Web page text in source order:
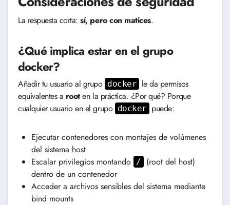
La respuesta corta:sí, pero con matices.
¿Qué implica estar en el grupo
docker?
Añadir tu usuario al grupo docker le da permisos
equivalentes a rooten la práctica. ¿Por qué? Porque
cualquier usuario en el grupo docker puede:
Ejecutar contenedores con montajes de volúmenes
del sistema host
Escalar privilegios montando /
(root del host)
dentro de un contenedor
Acceder a archivos sensibles del sistema mediante
bind mounts